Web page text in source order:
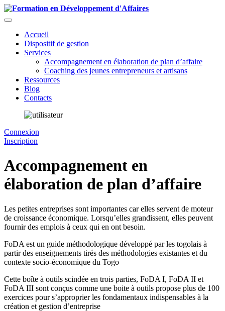
Accueil
Dispositif de gestion
Services
Accompagnement en élaboration de plan d’affaire
Coaching des jeunes entrepreneurs et artisans
Ressources
Blog
Contacts
Connexion
Inscription
Accompagnement en
élaboration de plan d’affaire
Les petites entreprises sont importantes car elles servent de moteur
de croissance économique. Lorsqu’elles grandissent, elles peuvent
fournir des emplois à ceux qui en ont besoin.
FoDA est un guide méthodologique développé par les togolais à
partir des enseignements tirés des méthodologies existantes et du
contexte socio-économique du Togo
Cette boîte à outils scindée en trois parties, FoDA I, FoDA II et
FoDA III sont conçus comme une boite à outils propose plus de 100
exercices pour s’approprier les fondamentaux indispensables à la
création et gestion d’entreprise